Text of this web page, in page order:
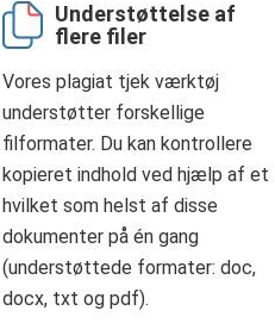
Understøttelse af
flere filer
Vores plagiat tjek værktøj
understøtter forskellige
filformater. Du kan kontrollere
kopieret indhold ved hjælp af et
hvilket som helst af disse
dokumenter på én gang
(understøttede formater: doc,
docx, txt og pdf).